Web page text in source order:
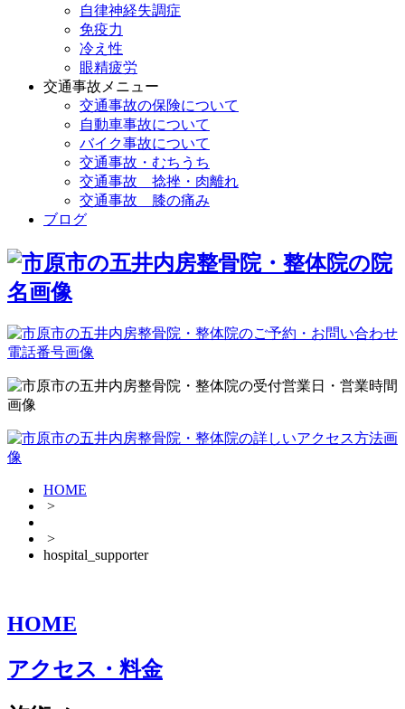
自律神経失調症
免疫力
冷え性
眼精疲労
交通事故メニュー
交通事故の保険について
自動車事故について
バイク事故について
交通事故・むちうち
交通事故 捻挫・肉離れ
交通事故 膝の痛み
ブログ
HOME
>
>
hospital_supporter
HOME
アクセス・料金